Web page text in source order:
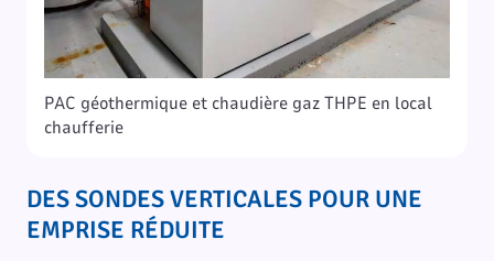
PAC géothermique et chaudière gaz THPE en local
chaufferie
DES SONDES VERTICALES POUR UNE
EMPRISE RÉDUITE